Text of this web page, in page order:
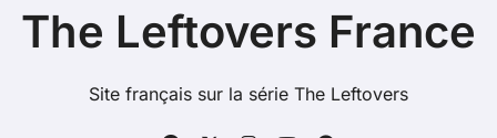
The Leftovers France
Site français sur la série The Leftovers